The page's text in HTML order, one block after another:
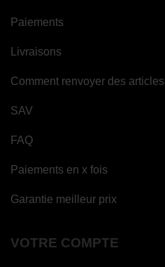
Paiements
Livraisons
Comment renvoyer des articles
SAV
FAQ
Paiements en x fois
Garantie meilleur prix
VOTRE COMPTE